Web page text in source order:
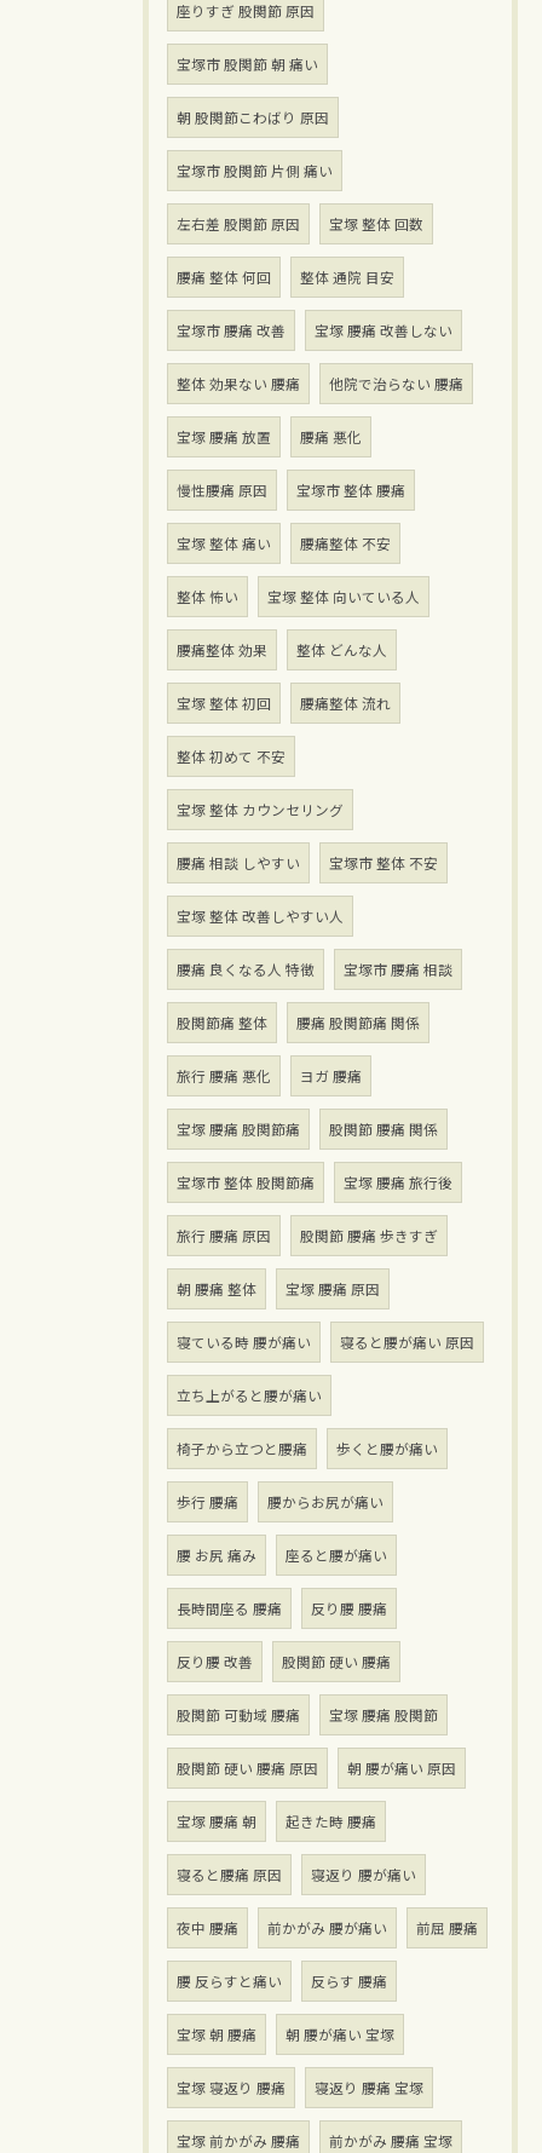
座りすぎ 股関節 原因
宝塚市 股関節 朝 痛い
朝 股関節こわばり 原因
宝塚市 股関節 片側 痛い
左右差 股関節 原因 宝塚 整体 回数
腰痛 整体 何回 整体 通院 目安
宝塚市 腰痛 改善 宝塚 腰痛 改善しない
整体 効果ない 腰痛 他院で治らない 腰痛
宝塚 腰痛 放置 腰痛 悪化
慢性腰痛 原因 宝塚市 整体 腰痛
宝塚 整体 痛い 腰痛整体 不安
整体 怖い 宝塚 整体 向いている人
腰痛整体 効果 整体 どんな人
宝塚 整体 初回 腰痛整体 流れ
整体 初めて 不安
宝塚 整体 カウンセリング
腰痛 相談 しやすい 宝塚市 整体 不安
宝塚 整体 改善しやすい人
腰痛 良くなる人 特徴 宝塚市 腰痛 相談
股関節痛 整体 腰痛 股関節痛 関係
旅行 腰痛 悪化 ヨガ 腰痛
宝塚 腰痛 股関節痛 股関節 腰痛 関係
宝塚市 整体 股関節痛 宝塚 腰痛 旅行後
旅行 腰痛 原因 股関節 腰痛 歩きすぎ
朝 腰痛 整体 宝塚 腰痛 原因
寝ている時 腰が痛い 寝ると腰が痛い 原因
立ち上がると腰が痛い
椅子から立つと腰痛 歩くと腰が痛い
歩行 腰痛 腰からお尻が痛い
腰 お尻 痛み 座ると腰が痛い
長時間座る 腰痛 反り腰 腰痛
反り腰 改善 股関節 硬い 腰痛
股関節 可動域 腰痛 宝塚 腰痛 股関節
股関節 硬い 腰痛 原因 朝 腰が痛い 原因
宝塚 腰痛 朝 起きた時 腰痛
寝ると腰痛 原因 寝返り 腰が痛い
夜中 腰痛 前かがみ 腰が痛い 前屈 腰痛
腰 反らすと痛い 反らす 腰痛
宝塚 朝 腰痛 朝 腰が痛い 宝塚
宝塚 寝返り 腰痛 寝返り 腰痛 宝塚
宝塚 前かがみ 腰痛 前かがみ 腰痛 宝塚